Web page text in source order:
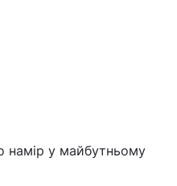
намір у майбутньому